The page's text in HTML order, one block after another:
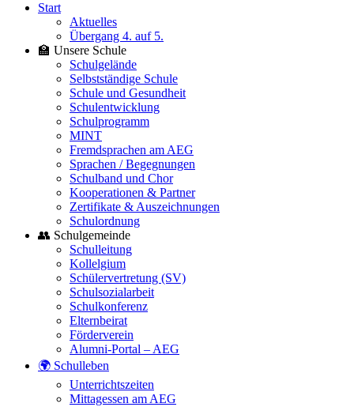
Start
Aktuelles
Übergang 4. auf 5.
🏫 Unsere Schule
Schulgelände
Selbstständige Schule
Schule und Gesundheit
Schulentwicklung
Schulprogramm
MINT
Fremdsprachen am AEG
Sprachen / Begegnungen
Schulband und Chor
Kooperationen & Partner
Zertifikate & Auszeichnungen
Schulordnung
👥 Schulgemeinde
Schulleitung
Kollelgium
Schülervertretung (SV)
Schulsozialarbeit
Schulkonferenz
Elternbeirat
Förderverein
Alumni-Portal – AEG
🌍 Schulleben
Unterrichtszeiten
Mittagessen am AEG